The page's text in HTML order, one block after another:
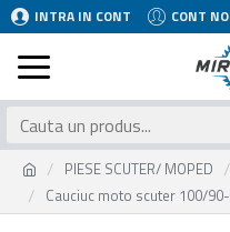
INTRA IN CONT CONT
PIESE SCUTER/ MOPED
Cauciuc moto scuter 100/